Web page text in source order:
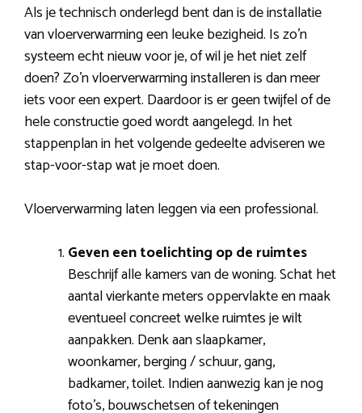
Als je technisch onderlegd bent dan is de installatie
van vloerverwarming een leuke bezigheid. Is zo’n
systeem echt nieuw voor je, of wil je het niet zelf
doen? Zo’n vloerverwarming installeren is dan meer
iets voor een expert. Daardoor is er geen twijfel of de
hele constructie goed wordt aangelegd. In het
stappenplan in het volgende gedeelte adviseren we
stap-voor-stap wat je moet doen.
Vloerverwarming laten leggen via een professional.
Geven een toelichting op de ruimtes
Beschrijf alle kamers van de woning. Schat het
aantal vierkante meters oppervlakte en maak
eventueel concreet welke ruimtes je wilt
aanpakken. Denk aan slaapkamer,
woonkamer, berging / schuur, gang,
badkamer, toilet. Indien aanwezig kan je nog
foto’s, bouwschetsen of tekeningen